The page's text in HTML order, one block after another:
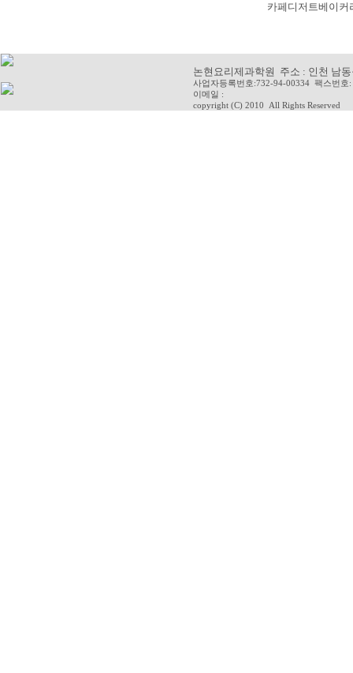
카페디저트베이커
논현요리제과학원 주소 : 인천 남
사업자등록번호:732-94-00334 팩스번
이메일 :
copyright (C) 2010
All Rights Reserved